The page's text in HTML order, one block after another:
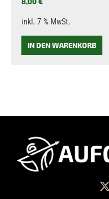
inkl. 7 % MwSt.
IN DEN WARENKORB